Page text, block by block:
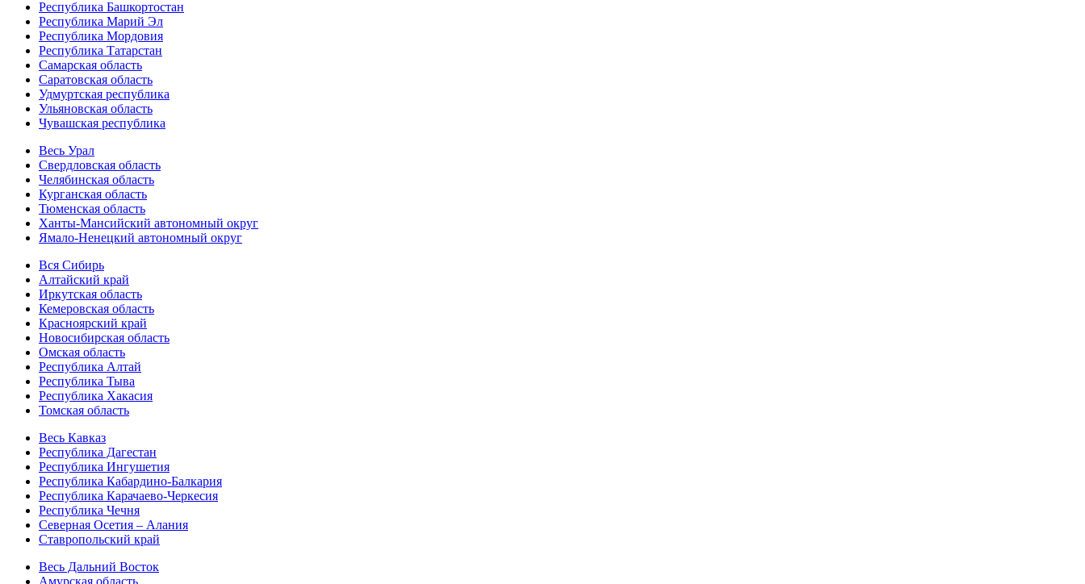
Республика Башкортостан
Республика Марий Эл
Республика Мордовия
Республика Татарстан
Самарская область
Саратовская область
Удмуртская республика
Ульяновская область
Чувашская республика
Весь Урал
Свердловская область
Челябинская область
Курганская область
Тюменская область
Ханты-Мансийский автономный округ
Ямало-Ненецкий автономный округ
Вся Сибирь
Алтайский край
Иркутская область
Кемеровская область
Красноярский край
Новосибирская область
Омская область
Республика Алтай
Республика Тыва
Республика Хакасия
Томская область
Весь Кавказ
Республика Дагестан
Республика Ингушетия
Республика Кабардино-Балкария
Республика Карачаево-Черкесия
Республика Чечня
Северная Осетия – Алания
Ставропольский край
Весь Дальний Восток
Амурская область